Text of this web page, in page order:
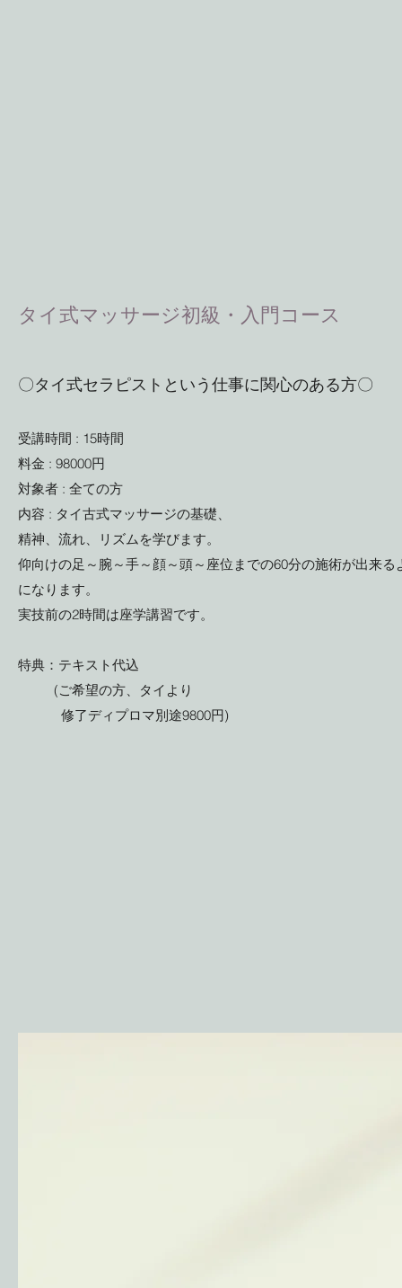
タイ式マッサージ初級・入門コース
〇タイ式セラピストという仕事に関心のある方〇
受講時間 : 15時間
料金 : 98000円
対象者 : 全ての方
内容 : タイ古式マッサージの基礎、
精神、流れ、リズムを学びます。
仰向けの足～腕～手～顔～頭～座位までの60分の施術が出来る
になります。
​実技前の2時間は座学講習です。
特典：テキスト代込
(ご希望の方、タイより
修了ディプロマ別途9800円)